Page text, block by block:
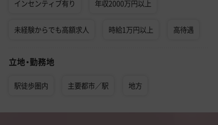
インセンティブ有り 年収2000万円以上
未経験からでも高額求人 時給1万円以上 高待遇
立地・勤務地
駅徒歩圏内 主要都市／駅 地方